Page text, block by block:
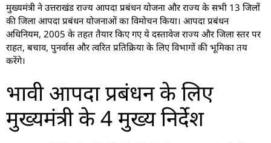
मुख्यमंत्री ने उत्तराखंड राज्य आपदा प्रबंधन योजना और राज्य के सभी 13 जिलों
की जिला आपदा प्रबंधन योजनाओं का विमोचन किया। आपदा प्रबंधन
अधिनियम, 2005 के तहत तैयार किए गए ये दस्तावेज राज्य और जिला स्तर पर
राहत, बचाव, पुनर्वास और त्वरित प्रतिक्रिया के लिए विभागों की भूमिका तय
करेंगे।
भावी आपदा प्रबंधन के लिए
मुख्यमंत्री के 4 मुख्य निर्देश